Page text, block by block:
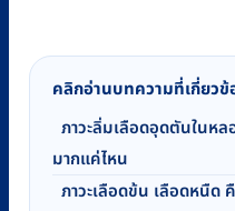
คลิกอ่านบทความที่เกี่ยวข้
ภาวะลิ่มเลือดอุดตันในห
มากแค่ไหน
ภาวะเลือดข้น เลือดหนืด